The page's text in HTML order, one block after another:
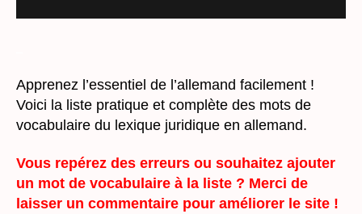
Apprenez l’essentiel de l’allemand facilement !
Voici la liste pratique et complète des mots de
vocabulaire du lexique juridique en allemand.
Vous repérez des erreurs ou souhaitez ajouter
un mot de vocabulaire à la liste ? Merci de
laisser un commentaire pour améliorer le site !